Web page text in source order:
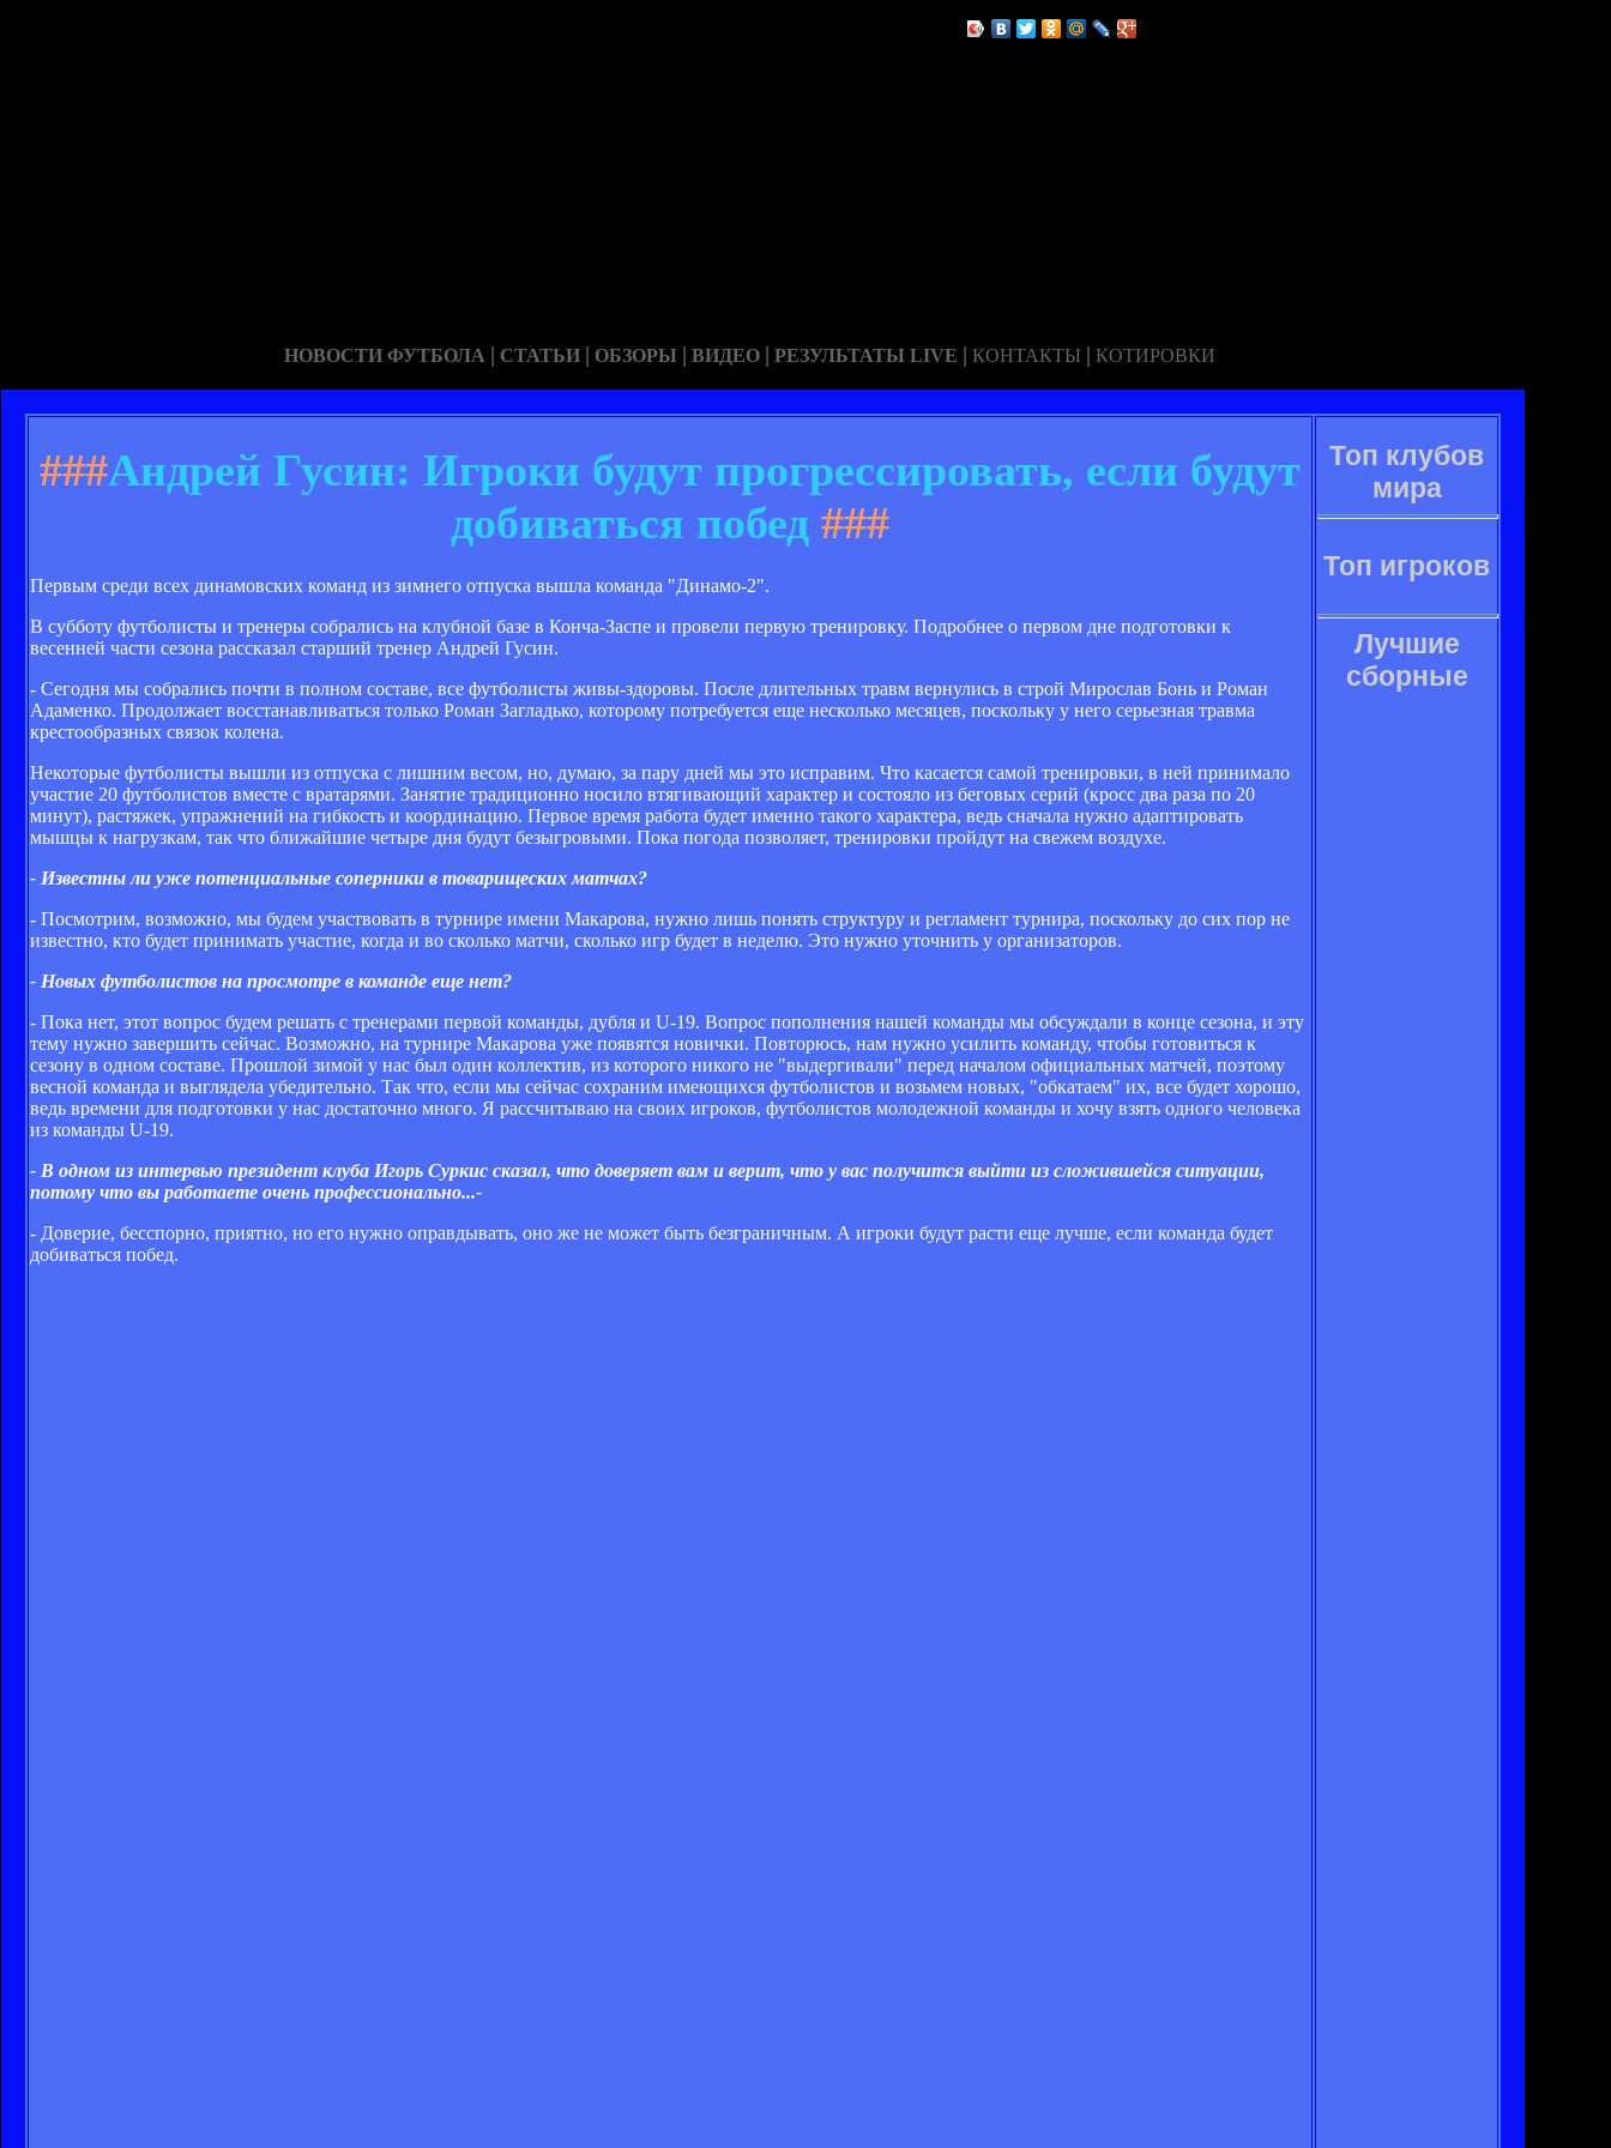
НОВОСТИ ФУТБОЛА | СТАТЬИ | ОБЗОРЫ | ВИДЕО | РЕЗУЛЬТАТЫ LIVE | КОНТАКТЫ | КОТИРОВКИ
###Андрей Гусин: Игроки будут прогрессировать, если будут
добиваться побед ###
Первым среди всех динамовских команд из зимнего отпуска вышла команда "Динамо-2".
В субботу футболисты и тренеры собрались на клубной базе в Конча-Заспе и провели первую тренировку. Подробнее о первом дне подготовки к
весенней части сезона рассказал старший тренер Андрей Гусин.
- Сегодня мы собрались почти в полном составе, все футболисты живы-здоровы. После длительных травм вернулись в строй Мирослав Бонь и Роман
Адаменко. Продолжает восстанавливаться только Роман Загладько, которому потребуется еще несколько месяцев, поскольку у него серьезная травма
крестообразных связок колена.
Некоторые футболисты вышли из отпуска с лишним весом, но, думаю, за пару дней мы это исправим. Что касается самой тренировки, в ней принимало
участие 20 футболистов вместе с вратарями. Занятие традиционно носило втягивающий характер и состояло из беговых серий (кросс два раза по 20
минут), растяжек, упражнений на гибкость и координацию. Первое время работа будет именно такого характера, ведь сначала нужно адаптировать
мышцы к нагрузкам, так что ближайшие четыре дня будут безыгровыми. Пока погода позволяет, тренировки пройдут на свежем воздухе.
- Известны ли уже потенциальные соперники в товарищеских матчах?
- Посмотрим, возможно, мы будем участвовать в турнире имени Макарова, нужно лишь понять структуру и регламент турнира, поскольку до сих пор не
известно, кто будет принимать участие, когда и во сколько матчи, сколько игр будет в неделю. Это нужно уточнить у организаторов.
- Новых футболистов на просмотре в команде еще нет?
- Пока нет, этот вопрос будем решать с тренерами первой команды, дубля и U-19. Вопрос пополнения нашей команды мы обсуждали в конце сезона, и эту
тему нужно завершить сейчас. Возможно, на турнире Макарова уже появятся новички. Повторюсь, нам нужно усилить команду, чтобы готовиться к
сезону в одном составе. Прошлой зимой у нас был один коллектив, из которого никого не "выдергивали" перед началом официальных матчей, поэтому
весной команда и выглядела убедительно. Так что, если мы сейчас сохраним имеющихся футболистов и возьмем новых, "обкатаем" их, все будет хорошо,
ведь времени для подготовки у нас достаточно много. Я рассчитываю на своих игроков, футболистов молодежной команды и хочу взять одного человека
из команды U-19.
- В одном из интервью президент клуба Игорь Суркис сказал, что доверяет вам и верит, что у вас получится выйти из сложившейся ситуации,
потому что вы работаете очень профессионально...-
- Доверие, бесспорно, приятно, но его нужно оправдывать, оно же не может быть безграничным. А игроки будут расти еще лучше, если команда будет
добиваться побед.
Топ клубов
мира
Топ игроков
Лучшие
сборные